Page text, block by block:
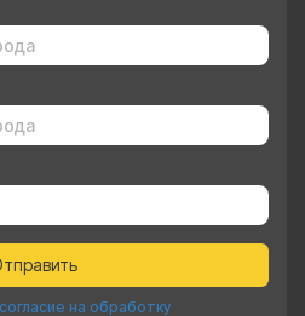
согласие на обработку